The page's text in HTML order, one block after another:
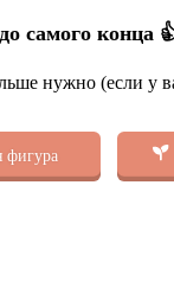
самого конца
нужно (если у
фигура